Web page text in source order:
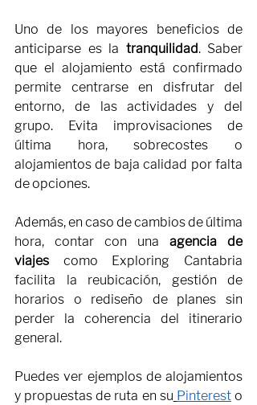
Uno de los mayores beneficios de
anticiparse es la tranquilidad. Saber
que el alojamiento está confirmado
permite centrarse en disfrutar del
entorno, de las actividades y del
grupo. Evita improvisaciones de
última hora, sobrecostes o
alojamientos de baja calidad por falta
de opciones.
Además, en caso de cambios de última
hora, contar con una agencia de
viajes como Exploring Cantabria
facilita la reubicación, gestión de
horarios o rediseño de planes sin
perder la coherencia del itinerario
general.
Puedes ver ejemplos de alojamientos
y propuestas de ruta en su Pinterest o